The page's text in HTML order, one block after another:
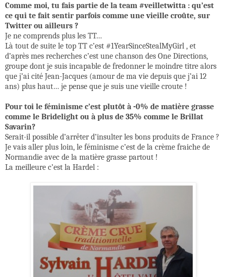
Comme moi, tu fais partie de la team #veilletwitta : qu’est
ce qui te fait sentir parfois comme une vieille croûte, sur
Twitter ou ailleurs ?
Je ne comprends plus les TT…
Là tout de suite le top TT c’est #1YearSinceStealMyGirl , et
d’après mes recherches c’est une chanson des One Directions,
groupe dont je suis incapable de fredonner le moindre titre alors
que j’ai cité Jean-Jacques (amour de ma vie depuis que j’ai 12
ans) plus haut… je pense que je suis une vieille croute !
Pour toi le féminisme c’est plutôt à -0% de matière grasse
comme le Bridelight ou à plus de 35% comme le Brillat
Savarin?
Serait-il possible d’arrêter d’insulter les bons produits de France ?
Je vais aller plus loin, le féminisme c’est de la crème fraiche de
Normandie avec de la matière grasse partout !
La meilleure c’est la Hardel :